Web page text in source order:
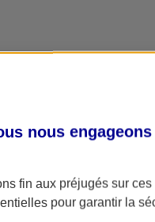
nous
fin aux préjugés sur
pour garantir la